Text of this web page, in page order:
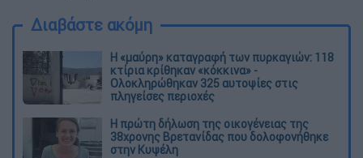
Διαβάστε ακόμη
Η «μαύρη» καταγραφή των πυρκαγιών: 118
κτίρια κρίθηκαν «κόκκινα» -
Ολοκληρώθηκαν 325 αυτοψίες στις
πληγείσες περιοχές
Η πρώτη δήλωση της οικογένειας της
38χρονης Βρετανίδας που δολοφονήθηκε
στην Κυψέλη